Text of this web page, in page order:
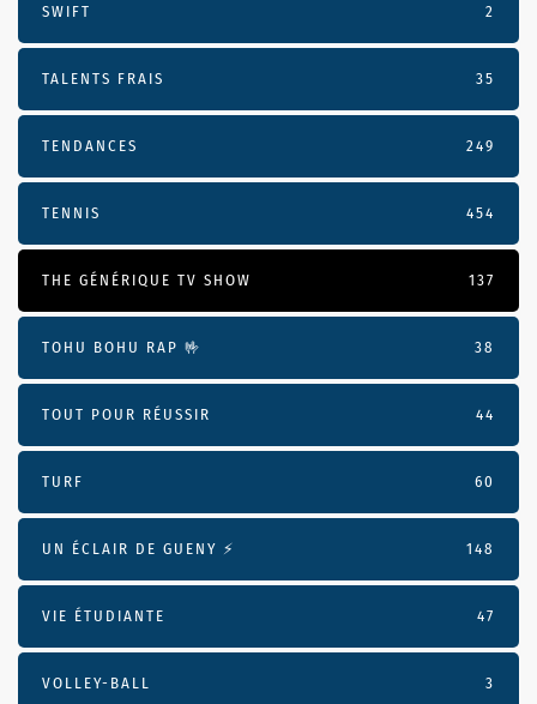
SWIFT 2
TALENTS FRAIS 35
TENDANCES 249
TENNIS 454
THE GÉNÉRIQUE TV SHOW 137
TOHU BOHU RAP 🤟 38
TOUT POUR RÉUSSIR 44
TURF 60
UN ÉCLAIR DE GUENY ⚡️ 148
VIE ÉTUDIANTE 47
VOLLEY-BALL 3